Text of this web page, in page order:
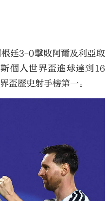
廷3-0擊敗阿爾及利亞取
個人世界盃進球達到16
盃歷史射手榜第一。